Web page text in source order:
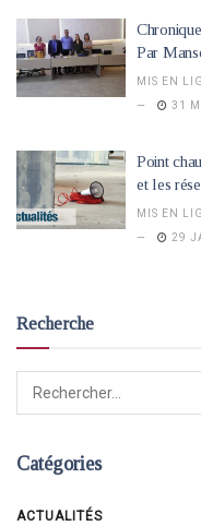
Par
MIS EN
31
Point
et les
MIS EN
29
Recherche
Catégories
ACTUALITÉS